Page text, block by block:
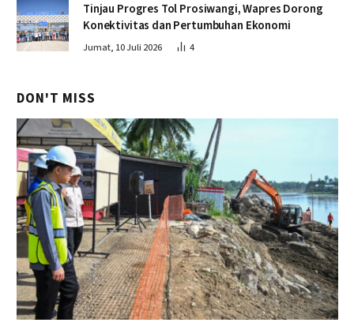
Tinjau Progres Tol Prosiwangi, Wapres Dorong
Konektivitas dan Pertumbuhan Ekonomi
Jumat, 10 Juli 2026 4
DON'T MISS